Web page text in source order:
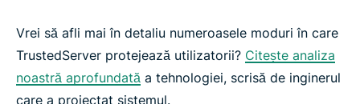
Vrei să afli mai în detaliu numeroasele moduri în care
TrustedServer protejează utilizatorii? Citește analiza
noastră aprofundată a tehnologiei, scrisă de inginerul
care a proiectat sistemul.